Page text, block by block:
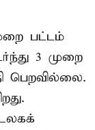
பட்டம்
3 முறை
பெறவில்லை.